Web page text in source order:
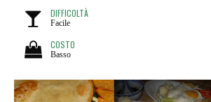
DIFFICOLTÀ
Facile
COSTO
Basso